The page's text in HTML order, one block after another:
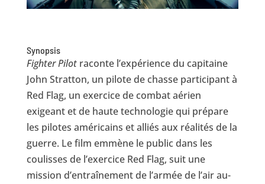
Synopsis
Fighter Pilotraconte l’expérience du capitaine
John Stratton, un pilote de chasse participant à
Red Flag, un exercice de combat aérien
exigeant et de haute technologie qui prépare
les pilotes américains et alliés aux réalités de la
guerre. Le film emmène le public dans les
coulisses de l’exercice Red Flag, suit une
mission d’entraînement de l’armée de l’air au-